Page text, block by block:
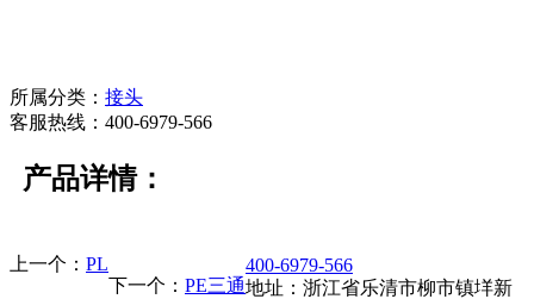
所属分类： 接头
客服热线：400-6979-566
产品详情：
上一个： PL
下一个： PE三通
400-6979-566
地址：浙江省乐清市柳市镇垟新